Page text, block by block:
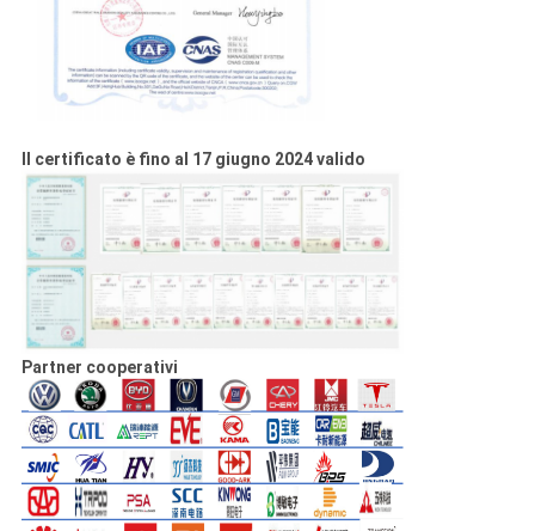
Il certificato è fino al 17 giugno 2024 valido
Partner cooperativi